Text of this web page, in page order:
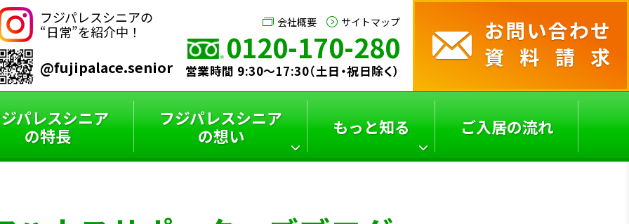
フジパレスシニアの
“日常”を紹介中！
@fujipalace.senior
会社概要 サイトマップ
0120-170-280
営業時間 9:30～17:30（土日・祝日除く）
パレスシニア
の特長
フジパレスシニア
の想い
もっと知る
スタッフインタビュー
フジパレスシニアと
サービス付き高齢者向
ご入居の流れ